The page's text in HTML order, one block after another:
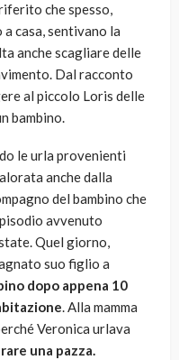
che spesso,
casa, sentivano la
anche scagliare delle
Dal racconto
al piccolo Loris delle
bambino.
le urla provenienti
anche dalla
del bambino che
avvenuto
Quel giorno,
suo figlio a
dopo appena 10
. Alla mamma
Veronica urlava
una pazza.